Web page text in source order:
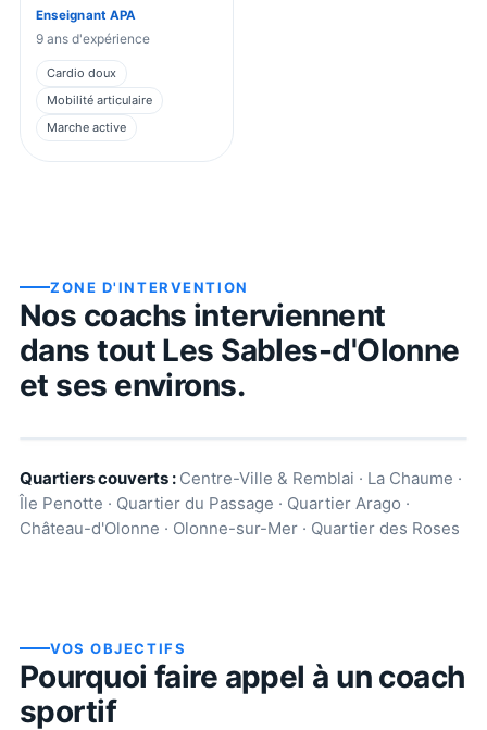
Enseignant APA
9 ans d'expérience
Cardio doux
Mobilité articulaire
Marche active
ZONE D'INTERVENTION
Nos coachs interviennent
dans tout Les Sables-d'Olonne
et ses environs.
Quartiers couverts : Centre-Ville & Remblai · La Chaume ·
Île Penotte · Quartier du Passage · Quartier Arago ·
Château-d'Olonne · Olonne-sur-Mer · Quartier des Roses
VOS OBJECTIFS
Pourquoi faire appel à un coach
sportif